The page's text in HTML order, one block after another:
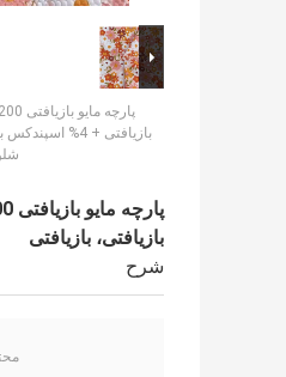
بازیافتی، بازیافتی
شرح